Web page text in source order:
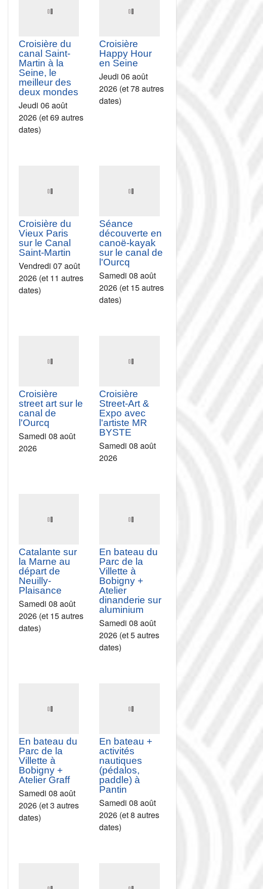
découverte du
Seine
Jeudi 06 août
2026 (et 55 autres
dates)
découverte du
Seine
Jeudi 06 août
2026 (et 55 autres
dates)
Martin à la
deux mondes
Jeudi 06 août
2026 (et 69 autres
dates)
en Seine
dates)
Vieux Paris
Vendredi 07 août
2026 (et 11 autres
dates)
découverte en
l'Ourcq
Samedi 08 août
2026 (et 15 autres
dates)
Croisière
l'Ourcq
Samedi 08 août
2026
Croisière
l'artiste MR
BYSTE
Samedi 08 août
2026
Neuilly-
2026 (et 15 autres
dates)
Bobigny +
aluminium
Samedi 08 août
2026 (et 5 autres
dates)